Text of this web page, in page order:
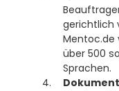
gerichtlich
Mentoc.de
über 500
Sprachen.